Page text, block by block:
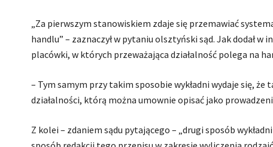
„Za pierwszym stanowiskiem zdaje się przemawiać
handlu” – zaznaczył w pytaniu olsztyński sąd. Jak dodał
placówki, w których przeważająca działalność polega na
– Tym samym przy takim sposobie wykładni wydaje się, że
działalności, którą można umownie opisać jako
Z kolei – zdaniem sądu pytającego – „drugi sposób